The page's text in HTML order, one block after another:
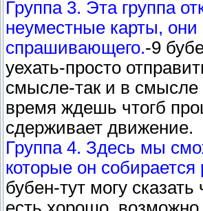
Группа 3. Эта группа
неуместные карты,
спрашивающего.-9
уехать-просто
смысле-так и в смысле
время ждешь чтогб
сдерживает движение.
Группа 4. Здесь мы
которые он
бубен-тут могу